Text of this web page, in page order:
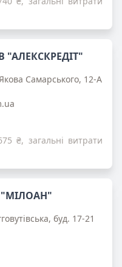
"АЛЕКСКРЕДІТ"
Самарського, 12-А
₴, загальні витрати
"МІЛОАН"
буд. 17-21